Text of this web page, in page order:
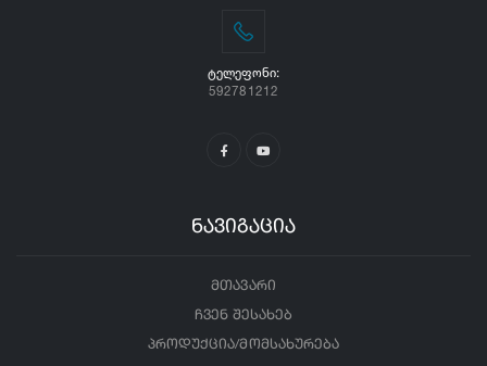
ᲢᲔᲚᲔᲤᲝᲜᲘ:
592781212
ნავიგაცია
მთავარი
ჩვენ შესახებ
პროდუქცია/მომსახურება